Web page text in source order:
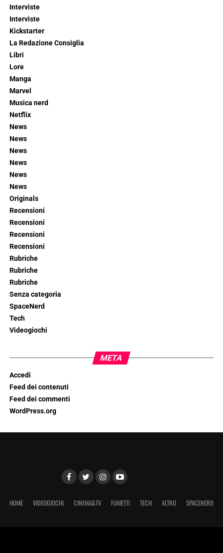
Interviste
Interviste
Kickstarter
La Redazione Consiglia
Libri
Lore
Manga
Marvel
Musica nerd
Netflix
News
News
News
News
News
News
Originals
Recensioni
Recensioni
Recensioni
Recensioni
Rubriche
Rubriche
Rubriche
Senza categoria
SpaceNerd
Tech
Videogiochi
META
Accedi
Feed dei contenuti
Feed dei commenti
WordPress.org
HOME VIDEOGIOCHI CINEMA&TV FUMETTI TECH ALTRO SPACENERD